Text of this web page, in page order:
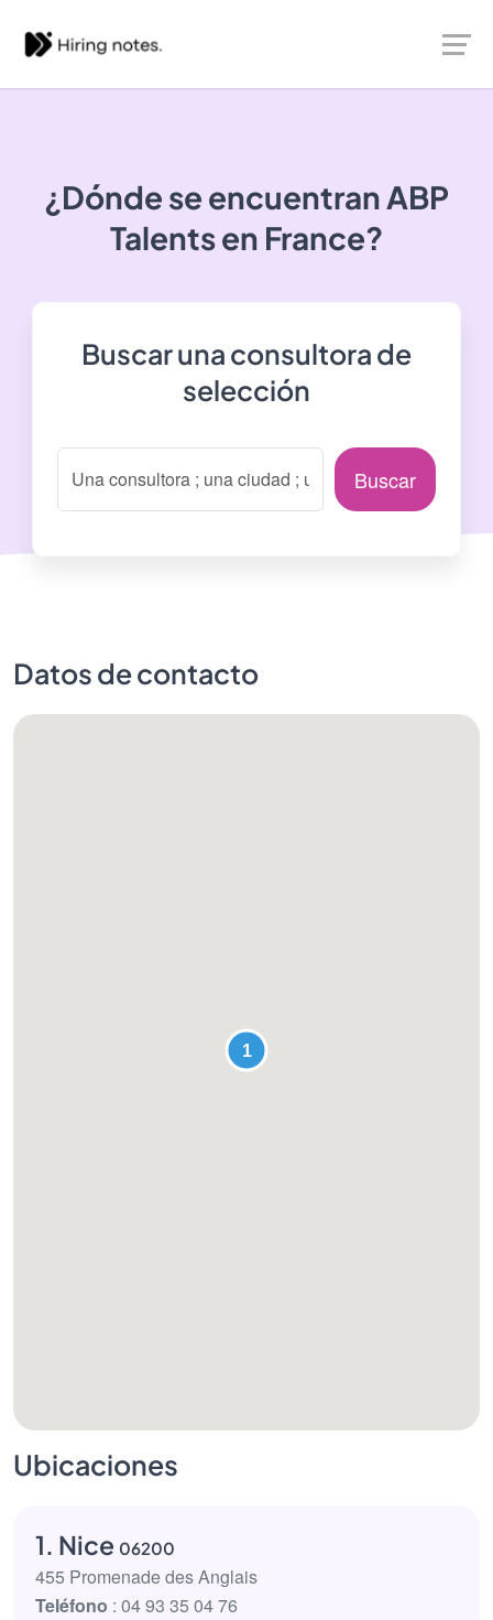
¿Dónde se encuentranABP
Talentsen France?
Buscar una consultora de
selección
Buscar
Datos de contacto
Ubicaciones
1. Nice 06200
455 Promenade des Anglais
Teléfono : 04 93 35 04 76